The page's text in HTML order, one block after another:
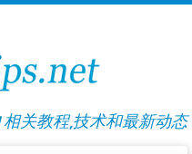
相关教程,技术和最新动态